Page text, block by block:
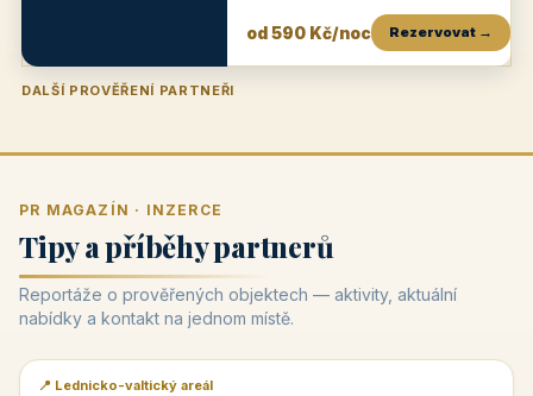
od 590 Kč/noc Rezervovat →
DALŠÍ PROVĚŘENÍ PARTNEŘI
Penzion U Zámku Pension Faber
PR MAGAZÍN · INZERCE
Tipy a příběhy partnerů
Reportáže o prověřených objektech — aktivity, aktuální
nabídky a kontakt na jednom místě.
📰 PR článek
📍 Lednicko-valtický areál